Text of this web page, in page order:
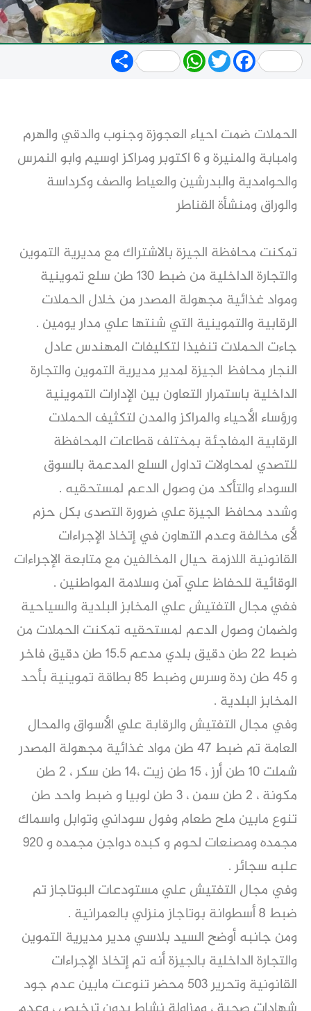
Share WhatsApp
TwitterFacebook
الحملات ضمت احياء العجوزة وجنوب والدقي والهرم
وامبابة والمنيرة و ٦ اكتوبر ومراكز اوسيم وابو النمرس
والحوامدية والبدرشين والعياط والصف وكرداسة
والوراق ومنشأة القناطر
تمكنت محافظة الجيزة بالاشتراك مع مديرية التموين
والتجارة الداخلية من ضبط ١٣٠ طن سلع تموينية
ومواد غذائية مجهولة المصدر من خلال الحملات
الرقابية والتموينية التي شنتها علي مدار يومين .
جاءت الحملات تنفيذا لتكليفات المهندس عادل
النجار محافظ الجيزة لمدير مديرية التموين والتجارة
الداخلية باستمرار التعاون بين الإدارات التموينية
ورؤساء الأحياء والمراكز والمدن لتكثيف الحملات
الرقابية المفاجئة بمختلف قطاعات المحافظة
للتصدي لمحاولات تداول السلع المدعمة بالسوق
السوداء والتأكد من وصول الدعم لمستحقيه .
وشدد محافظ الجيزة علي ضرورة التصدى بكل حزم
لأى مخالفة وعدم التهاون في إتخاذ الإجراءات
القانونية اللازمة حيال المخالفين مع متابعة الإجراءات
الوقائية للحفاظ علي آمن وسلامة المواطنين .
ففي مجال التفتيش علي المخابز البلدية والسياحية
ولضمان وصول الدعم لمستحقيه تمكنت الحملات من
ضبط ٢٢ طن دقيق بلدي مدعم ١٥.٥ طن دقيق فاخر
و ٤٥ طن ردة وسرس وضبط ٨٥ بطاقة تموينية بأحد
المخابز البلدية .
وفي مجال التفتيش والرقابة علي الأسواق والمحال
العامة تم ضبط ٤٧ طن مواد غذائية مجهولة المصدر
شملت ١٠ طن أرز ، ١٥ طن زيت ،١٤ طن سكر ، ٢ طن
مكونة ، ٢ طن سمن ، ٣ طن لوبيا و ضبط واحد طن
تنوع مابين ملح طعام وفول سوداني وتوابل واسماك
مجمده ومصنعات لحوم و كبده دواجن مجمده و ٩٢٠
علبه سجائر .
وفي مجال التفتيش علي مستودعات البوتاجاز تم
ضبط ٨ أسطوانة بوتاجاز منزلي بالعمرانية .
ومن جانبه أوضح السيد بلاسي مدير مديرية التموين
والتجارة الداخلية بالجيزة أنه تم إتخاذ الإجراءات
القانونية وتحرير ٥٠٣ محضر تنوعت مابين عدم جود